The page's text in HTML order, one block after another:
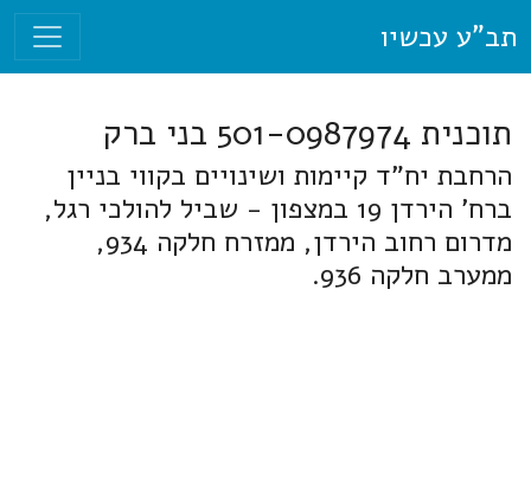
תב"ע עכשיו
תוכנית 501-0987974 בני ברק
הרחבת יח"ד קיימות ושינויים בקווי בניין
ברח' הירדן 19 במצפון - שביל להולכי רגל,
מדרום רחוב הירדן, ממזרח חלקה 934,
ממערב חלקה 936.